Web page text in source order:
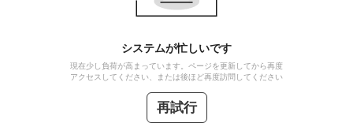
システムが忙しいです
現在少し負荷が高まっています。ページを更新してから再度
アクセスしてください、または後ほど再度訪問してください
再試行